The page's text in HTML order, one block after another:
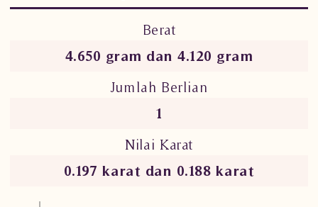
Berat
4.650 gram dan 4.120 gram
Jumlah Berlian
1
Nilai Karat
0.197 karat dan 0.188 karat